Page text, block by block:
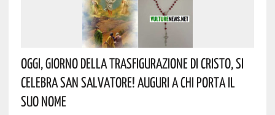
Oggi, Giorno Della Trasfigurazione Di Cristo, Si
Celebra San Salvatore! Auguri A Chi Porta Il
Suo Nome